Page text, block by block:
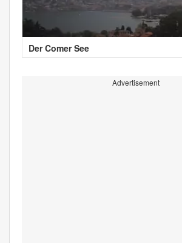
Der Comer See
Advertisement